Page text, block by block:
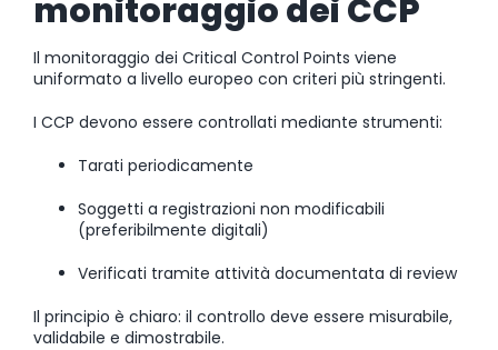
monitoraggio dei CCP
Il monitoraggio dei Critical Control Points viene
uniformato a livello europeo con criteri più stringenti.
I CCP devono essere controllati mediante strumenti:
Tarati periodicamente
Soggetti a registrazioni non modificabili
(preferibilmente digitali)
Verificati tramite attività documentata di review
Il principio è chiaro: il controllo deve essere misurabile,
validabile e dimostrabile.